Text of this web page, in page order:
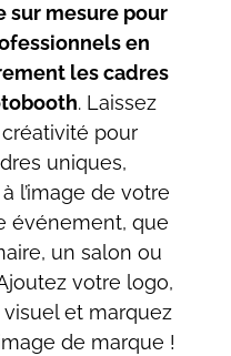
sur mesure pour
en
les cadres
. Laissez
pour
uniques,
l’image de votre
événement, que
un salon ou
votre logo,
et marquez
de marque !